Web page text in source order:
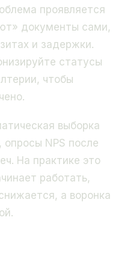
проявляется
документы сами,
и задержки.
статусы
чтобы
выборка
опросы NPS после
На практике это
работать,
а воронка